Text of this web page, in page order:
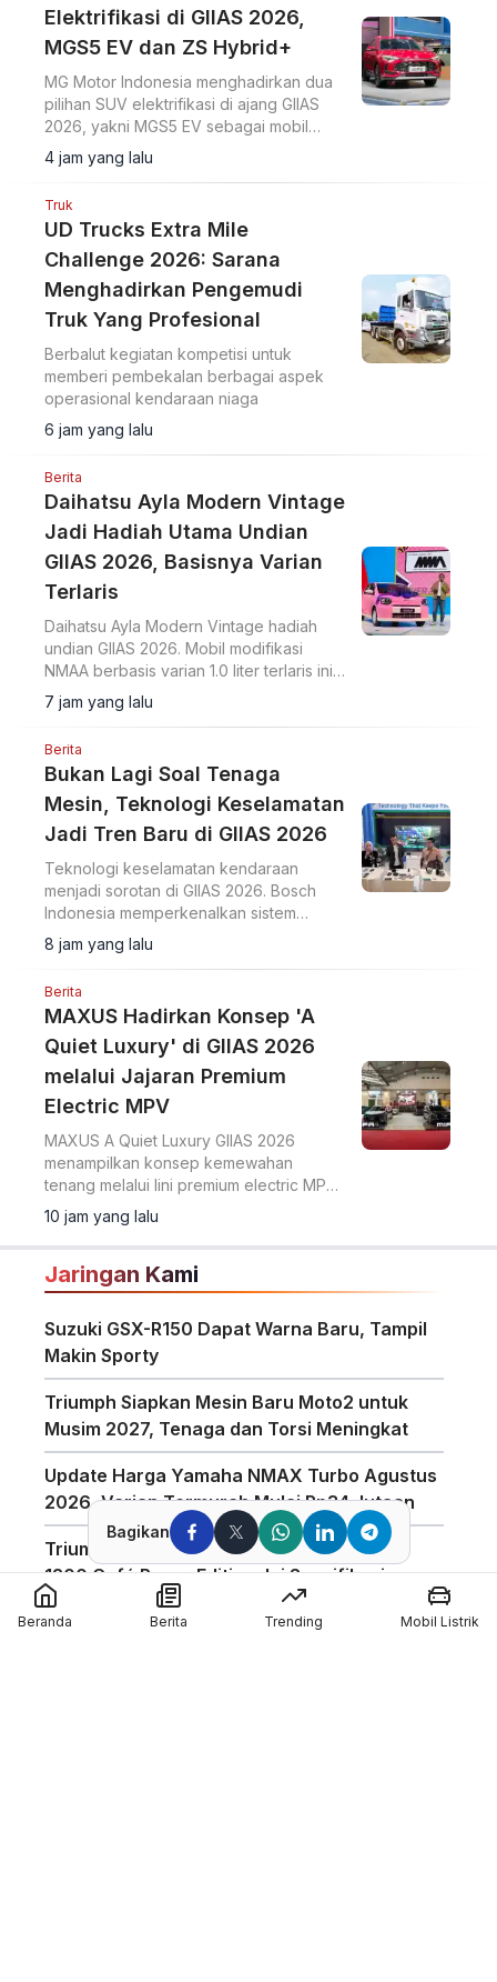
Elektrifikasi di GIIAS 2026,
MGS5 EV dan ZS Hybrid+
MG Motor Indonesia menghadirkan dua
pilihan SUV elektrifikasi di ajang GIIAS
2026, yakni MGS5 EV sebagai mobil
listrik murni dan MG ZS Hybrid+ yang
mengusung teknologi full hybrid.
4 jam yang lalu
Truk
UD Trucks Extra Mile
Challenge 2026: Sarana
Menghadirkan Pengemudi
Truk Yang Profesional
Berbalut kegiatan kompetisi untuk
memberi pembekalan berbagai aspek
operasional kendaraan niaga
6 jam yang lalu
Berita
Daihatsu Ayla Modern Vintage
Jadi Hadiah Utama Undian
GIIAS 2026, Basisnya Varian
Terlaris
Daihatsu Ayla Modern Vintage hadiah
undian GIIAS 2026. Mobil modifikasi
NMAA berbasis varian 1.0 liter terlaris ini
diundi di hadapan pengunjung dan
dimenangkan konsumen dari Lampung.
7 jam yang lalu
Berita
Bukan Lagi Soal Tenaga
Mesin, Teknologi Keselamatan
Jadi Tren Baru di GIIAS 2026
Teknologi keselamatan kendaraan
menjadi sorotan di GIIAS 2026. Bosch
Indonesia memperkenalkan sistem
Sense, Think, dan Act yang membantu
pengemudi.
8 jam yang lalu
Berita
MAXUS Hadirkan Konsep 'A
Quiet Luxury' di GIIAS 2026
melalui Jajaran Premium
Electric MPV
MAXUS A Quiet Luxury GIIAS 2026
menampilkan konsep kemewahan
tenang melalui lini premium electric MPV
MIFA 7 dan MIFA 9 di ICE BSD City.
10 jam yang lalu
Jaringan Kami
Suzuki GSX-R150 Dapat Warna Baru, Tampil
Makin Sporty
Triumph Siapkan Mesin Baru Moto2 untuk
Musim 2027, Tenaga dan Torsi Meningkat
Update Harga Yamaha NMAX Turbo Agustus
2026, Varian Termurah Mulai Rp34 Jutaan
Triumph Indonesia Luncurkan Speed Twin
1200 Café Racer Edition, Ini Spesifikasinya
Harga Motor Listrik Polytron di GIIAS 2026
Bagikan
Beranda Berita Trending Mobil Listrik